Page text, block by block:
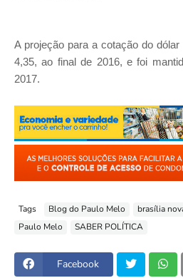
A projeção para a cotação do
4,35, ao final de 2016, e foi
2017.
Tags Blog do Paulo Melo brasília
Paulo Melo
SABER POLÍTICA
Facebook